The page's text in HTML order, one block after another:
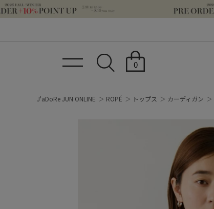
0
J'aDoRe JUN ONLINE ROPÉ トップス カーディガン